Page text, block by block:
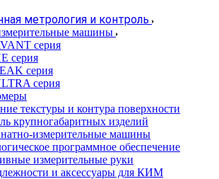
метрология и контроль
машины
серия
серия
серия
серия
текстуры и контура поверхности
крупногабаритных изделий
измерительные машины
программное обеспечение
измерительные руки
и аксессуары для КИМ